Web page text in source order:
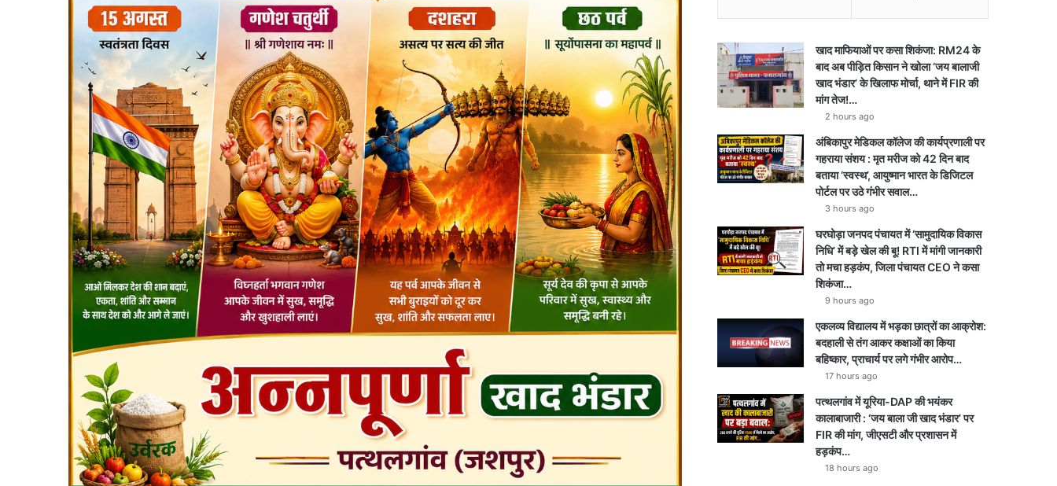
खाद माफियाओं पर कसा शिकंजा: RM24 के
बाद अब पीड़ित किसान ने खोला ‘जय बालाजी
खाद भंडार’ के खिलाफ मोर्चा, थाने में FIR की
मांग तेज!…
2 hours ago
अंबिकापुर मेडिकल कॉलेज की कार्यप्रणाली पर
गहराया संशय : मृत मरीज को 42 दिन बाद
बताया ‘स्वस्थ’, आयुष्मान भारत के डिजिटल
पोर्टल पर उठे गंभीर सवाल…
3 hours ago
घरघोड़ा जनपद पंचायत में ‘सामुदायिक विकास
निधि’ में बड़े खेल की बू! RTI में मांगी जानकारी
तो मचा हड़कंप, जिला पंचायत CEO ने कसा
शिकंजा…
9 hours ago
एकलव्य विद्यालय में भड़का छात्रों का आक्रोश:
बदहाली से तंग आकर कक्षाओं का किया
बहिष्कार, प्राचार्य पर लगे गंभीर आरोप…
17 hours ago
पत्थलगांव में यूरिया-DAP की भयंकर
कालाबाजारी : ‘जय बाला जी खाद भंडार’ पर
FIR की मांग, जीएसटी और प्रशासन में
हड़कंप…
18 hours ago